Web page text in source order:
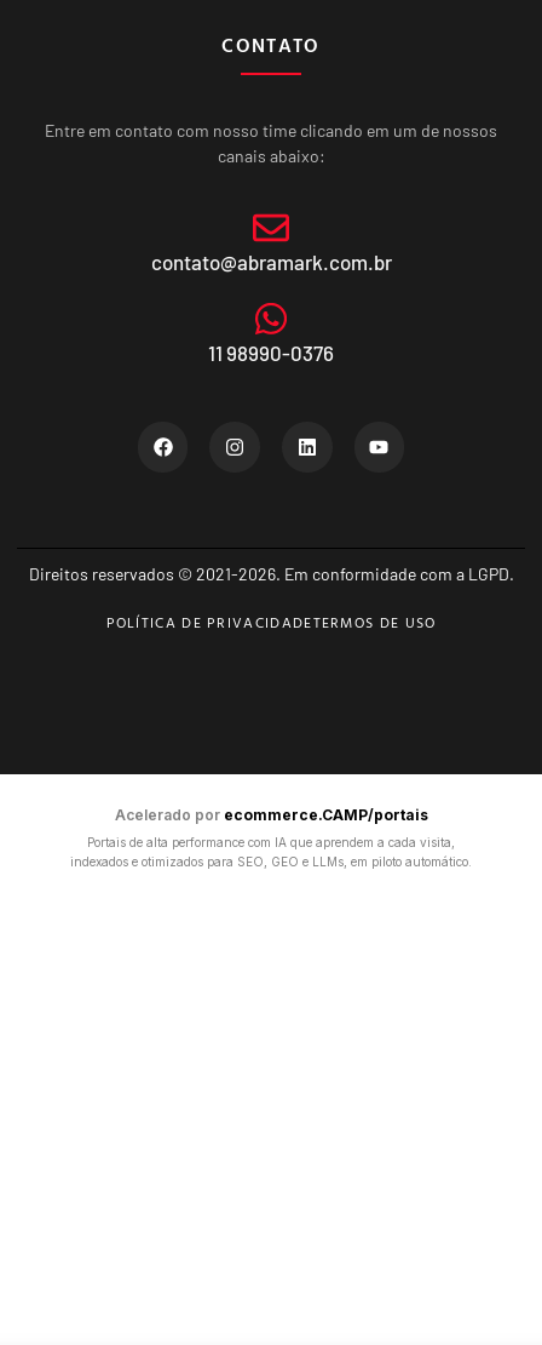
CONTATO
Entre em contato com nosso time clicando em um de nossos
canais abaixo:
contato@abramark.com.br
11 98990-0376
Direitos reservados © 2021-2026. Em conformidade com a LGPD.
POLÍTICA DE PRIVACIDADETERMOS DE USO
Acelerado por ecommerce.CAMP/portais
Portais de alta performance com IA que aprendem a cada visita,
indexados e otimizados para SEO, GEO e LLMs, em piloto automático.